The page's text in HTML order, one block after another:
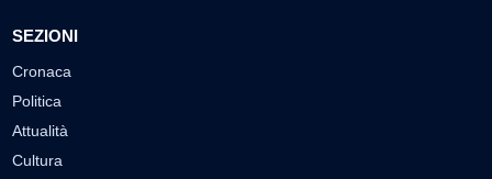
SEZIONI
Cronaca
Politica
Attualità
Cultura